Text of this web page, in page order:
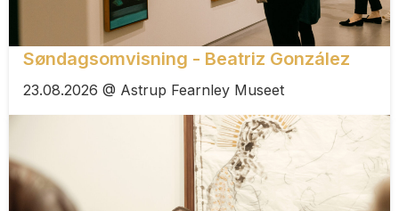
Søndagsomvisning - Beatriz González
23.08.2026 @ Astrup Fearnley Museet